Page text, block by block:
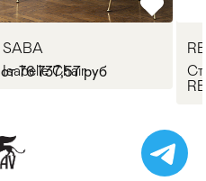
SABA
Isabelle Chair
от 76 737,57 руб